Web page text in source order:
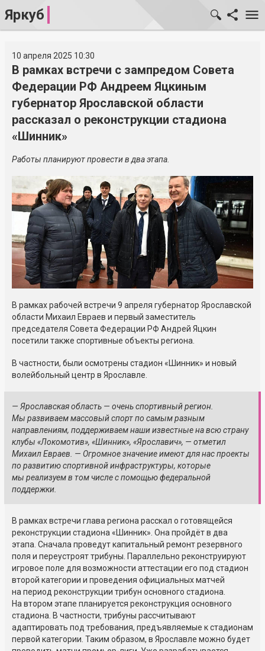
Яркуб
10 апреля 2025 10:30
В рамках встречи с зампредом Совета
Федерации РФ Андреем Яцкиным
губернатор Ярославской области
рассказал о реконструкции стадиона
«Шинник»
Работы планируют провести в два этапа.
В рамках рабочей встречи 9 апреля губернатор Ярославской
области Михаил Евраев и первый заместитель
председателя Совета Федерации РФ Андрей Яцкин
посетили также спортивные объекты региона.
В частности, были осмотрены стадион «Шинник» и новый
волейбольный центр в Ярославле.
— Ярославская область — очень спортивный регион.
Мы развиваем массовый спорт по самым разным
направлениям, поддерживаем наши известные на всю страну
клубы «Локомотив», «Шинник», «Ярославич», — отметил
Михаил Евраев. — Огромное значение имеют для нас проекты
по развитию спортивной инфраструктуры, которые
мы реализуем в том числе с помощью федеральной
поддержки.
В рамках встречи глава региона расскал о готовящейся
реконструкции стадиона «Шинник». Она пройдёт в два
этапа. Сначала проведут капитальный ремонт резервного
поля и переустроят трибуны. Параллельно реконструируют
игровое поле для возможности аттестации его под стадион
второй категории и проведения официальных матчей
на период реконструкции трибун основного стадиона.
На втором этапе планируется реконструкция основного
стадиона. В частности, трибуны рассчитывают
адаптировать под требования, предъявляемые к стадионам
первой категории. Таким образом, в Ярославле можно будет